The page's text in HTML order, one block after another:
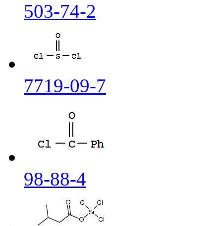
503-74-2
7719-09-7
98-88-4